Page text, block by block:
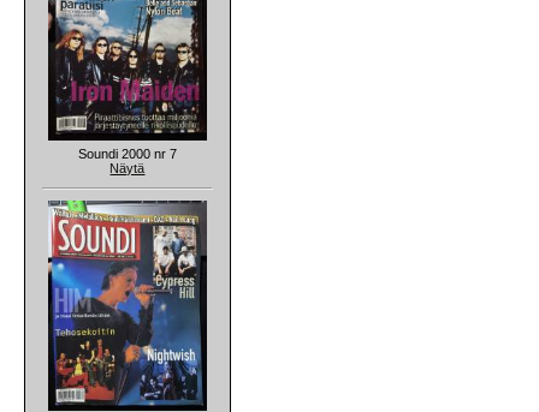
Soundi 2000 nr 7
Näytä